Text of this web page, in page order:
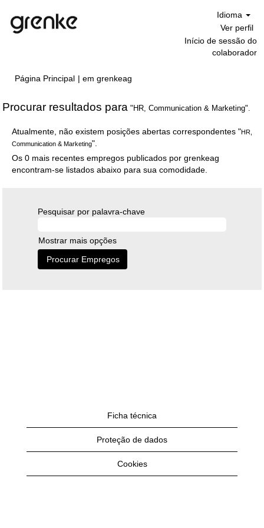
Idioma
Ver perfil
Início de sessão do
colaborador
Página Principal | em grenkeag
Procurar resultados para "HR, Communication & Marketing".
Atualmente, não existem posições abertas correspondentes "HR,
Communication & Marketing".
Os 0 mais recentes empregos publicados por grenkeag
encontram-se listados abaixo para sua comodidade.
Pesquisar por palavra-chave
Mostrar mais opções
Ficha técnica
Proteção de dados
Cookies